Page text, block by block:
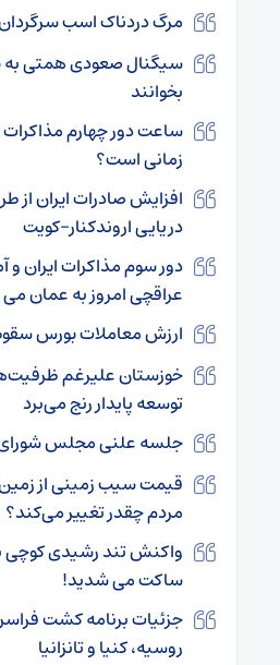
مرگ دردناک اسب سرگردان
سیگنال صعودی همتی به
بخوانند
ساعت دور چهارم مذاکرات
زمانی است؟
افزایش صادرات ایران از
دریایی اروندکنار-کویت
دور سوم مذاکرات ایران و
عراقچی امروز به عمان
ارزش معاملات بورس سقوط کرد
خوزستان علیرغم
توسعه پایدار رنج می‌برد
جلسه علنی مجلس
قیمت سیب زمینی از
مردم چقدر تغییر می‌کند؟
واکنش تند رشیدی
ساکت می شدید!
جزئیات برنامه کشت
روسیه، کنیا و تانزانیا